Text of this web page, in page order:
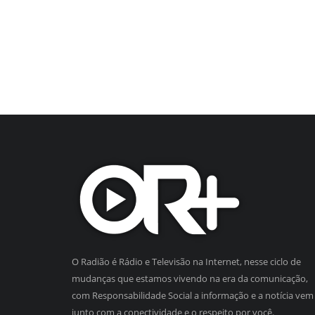
O Radião é Rádio e Televisão na Internet, nesse ciclo de
mudanças que estamos vivendo na era da comunicação,
com Responsabilidade Social a informação e a notícia vem
junto com a conectividade e o respeito por você.